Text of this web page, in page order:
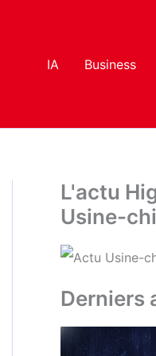
IA Business
L'actu
Usine-
Derniers